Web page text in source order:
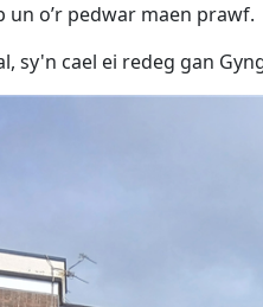
un o’r pedwar maen prawf.
sy'n cael ei redeg gan